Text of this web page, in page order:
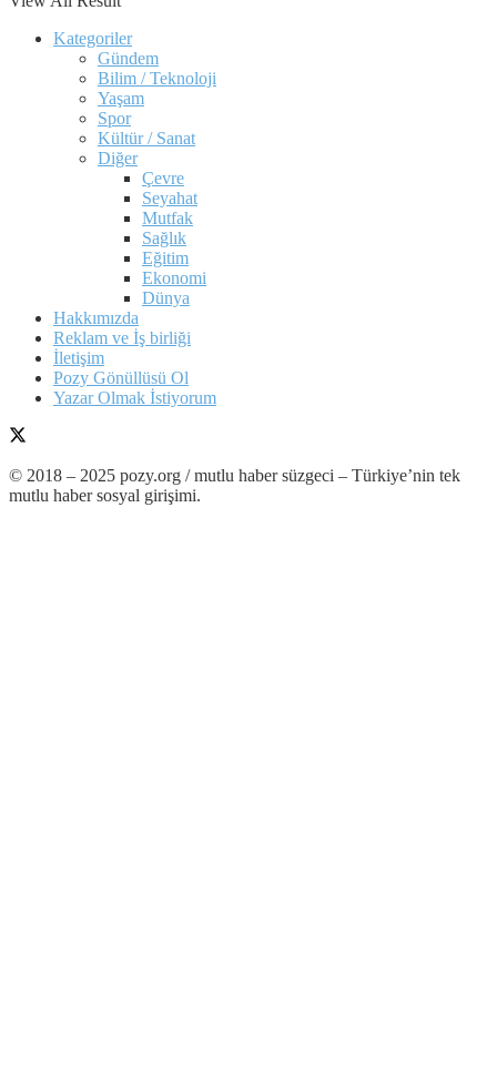
Kategoriler
Gündem
Bilim / Teknoloji
Yaşam
Spor
Kültür / Sanat
Diğer
Çevre
Seyahat
Mutfak
Sağlık
Eğitim
Ekonomi
Dünya
Hakkımızda
Reklam ve İş birliği
İletişim
Pozy Gönüllüsü Ol
Yazar Olmak İstiyorum
© 2018 – 2025 pozy.org / mutlu haber süzgeci – Türkiye’nin tek
mutlu haber sosyal girişimi.